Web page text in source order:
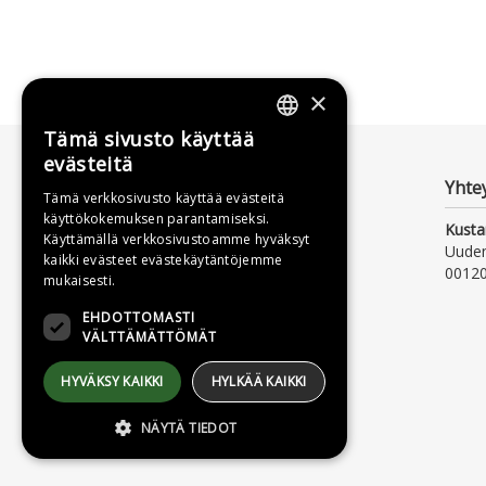
×
Tämä sivusto käyttää
evästeitä
Tämä verkkosivusto käyttää evästeitä
käyttökokemuksen parantamiseksi.
Käyttämällä verkkosivustoamme hyväksyt
kaikki evästeet evästekäytäntöjemme
mukaisesti.
EHDOTTOMASTI
VÄLTTÄMÄTTÖMÄT
HYVÄKSY KAIKKI HYLKÄÄ KAIKKI
NÄYTÄ TIEDOT